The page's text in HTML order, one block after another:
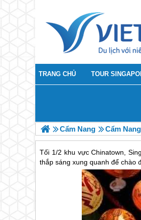
TRANG CHỦ TOUR
Cẩm Nang Cẩm
Tối 1/2 khu vực Chinatown,
thắp sáng xung quanh để chào